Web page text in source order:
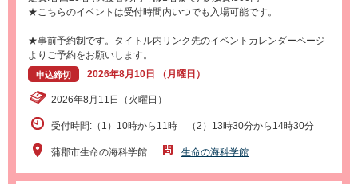
★こちらのイベントは受付時間内いつでも入場可能です。
★事前予約制です。タイトル内リンク先のイベントカレンダーページ
よりご予約をお願いします。
申込締切 2026年8月10日 （月曜日）
2026年8月11日（火曜日）
受付時間:（1）10時から11時 （2）13時30分から14時30分
蒲郡市生命の海科学館 生命の海科学館